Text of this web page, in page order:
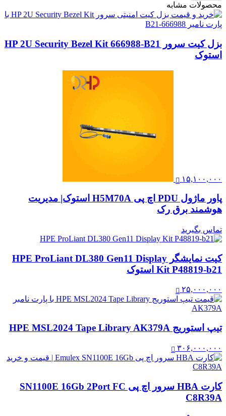
محصولات مشابه
بزل کیت سرور HP 2U Security Bezel Kit 666988-B21
استوک
۱۵,۱۰۰,۰۰۰
پاور ماژول PDU اچ پی H5M70A استوک| مدیریت
هوشمند برق رک
تماس بگیرید
کیت نمایشگر HPE ProLiant DL380 Gen11 Display
Kit P48819-b21 استوک
۲۵,۰۰۰,۰۰۰
تیپ استوریج HPE MSL2024 Tape Library AK379A
۳۰۶,۰۰۰,۰۰۰
کارت HBA سرور اچ پی SN1100E 16Gb 2Port FC
C8R39A